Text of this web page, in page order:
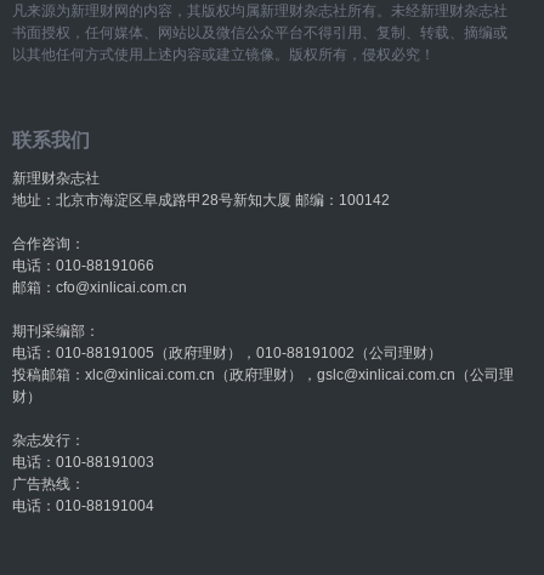
凡来源为新理财网的内容，其版权均属新理财杂志社所有。未经新理财杂志社
书面授权，任何媒体、网站以及微信公众平台不得引用、复制、转载、摘编或
以其他任何方式使用上述内容或建立镜像。版权所有，侵权必究！
联系我们
新理财杂志社
地址：北京市海淀区阜成路甲28号新知大厦 邮编：100142
合作咨询：
电话：010-88191066
邮箱：cfo@xinlicai.com.cn
期刊采编部：
电话：010-88191005（政府理财），010-88191002（公司理财）
投稿邮箱：xlc@xinlicai.com.cn（政府理财），gslc@xinlicai.com.cn（公司理
财）
杂志发行：
电话：010-88191003
广告热线：
电话：010-88191004